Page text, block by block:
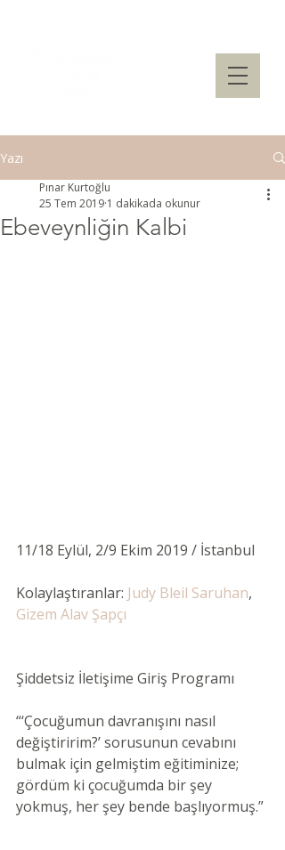
Yazı
Ebeveynliğin Kalbi
Pınar Kurtoğlu
25 Tem 2019 1 dakikada okunur
11/18 Eylül, 2/9 Ekim 2019 / İstanbul
Kolaylaştıranlar: Judy Bleil Saruhan,
Gizem Alav Şapçı
Şiddetsiz İletişime Giriş Programı
“‘Çocuğumun davranışını nasıl
değiştiririm?’ sorusunun cevabını
bulmak için gelmiştim eğitiminize;
gördüm ki çocuğumda bir şey
yokmuş, her şey bende başlıyormuş.”